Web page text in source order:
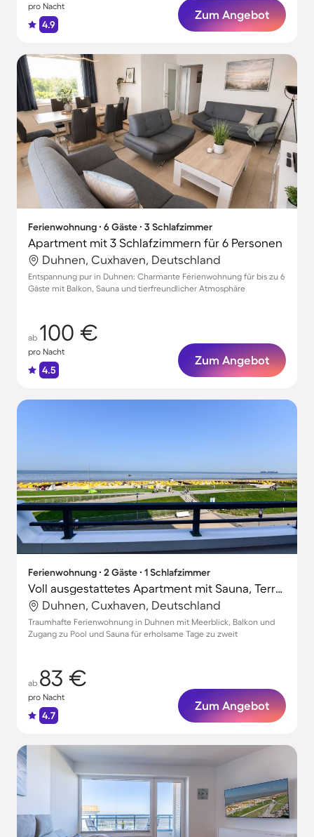
pro Nacht
4.9
Zum Angebot
Ferienwohnung ∙ 6 Gäste ∙ 3 Schlafzimmer
Apartment mit 3 Schlafzimmern für 6 Personen
Duhnen, Cuxhaven, Deutschland
Entspannung pur in Duhnen: Charmante Ferienwohnung für bis zu 6
Gäste mit Balkon, Sauna und tierfreundlicher Atmosphäre
ab 100 €
pro Nacht
4.5
Zum Angebot
Ferienwohnung ∙ 2 Gäste ∙ 1 Schlafzimmer
Voll ausgestattetes Apartment mit Sauna, Terrasse und Pool | Meerblick | Nah am Strand
Duhnen, Cuxhaven, Deutschland
Traumhafte Ferienwohnung in Duhnen mit Meerblick, Balkon und
Zugang zu Pool und Sauna für erholsame Tage zu zweit
ab 83 €
pro Nacht
4.7
Zum Angebot